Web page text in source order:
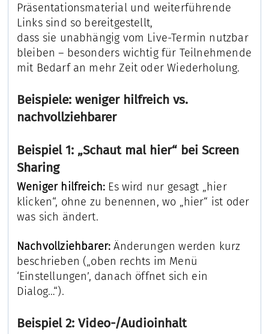
Präsentationsmaterial und weiterführende
Links sind so bereitgestellt,
dass sie unabhängig vom Live-Termin nutzbar
bleiben – besonders wichtig für Teilnehmende
mit Bedarf an mehr Zeit oder Wiederholung.
Beispiele: weniger hilfreich vs.
nachvollziehbarer
Beispiel 1: „Schaut mal hier“ bei Screen
Sharing
Weniger hilfreich: Es wird nur gesagt „hier
klicken“, ohne zu benennen, wo „hier“ ist oder
was sich ändert.
Nachvollziehbarer: Änderungen werden kurz
beschrieben („oben rechts im Menü
‘Einstellungen’, danach öffnet sich ein
Dialog…“).
Beispiel 2: Video-/Audioinhalt